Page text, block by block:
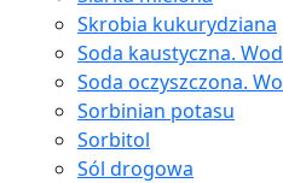
Skrobia kukurydziana
Soda kaustyczna.
Soda oczyszczona.
Sorbinian potasu
Sorbitol
Sól drogowa